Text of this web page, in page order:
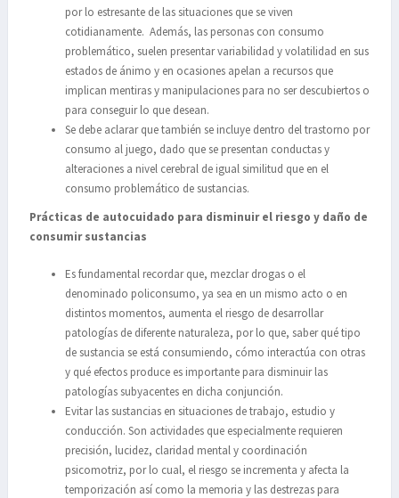
por lo estresante de las situaciones que se viven
cotidianamente. Además, las personas con consumo
problemático, suelen presentar variabilidad y volatilidad en sus
estados de ánimo y en ocasiones apelan a recursos que
implican mentiras y manipulaciones para no ser descubiertos o
para conseguir lo que desean.
Se debe aclarar que también se incluye dentro del trastorno por
consumo al juego, dado que se presentan conductas y
alteraciones a nivel cerebral de igual similitud que en el
consumo problemático de sustancias.
Prácticas de autocuidado para disminuir el riesgo y daño de
consumir sustancias
Es fundamental recordar que, mezclar drogas o el
denominado policonsumo, ya sea en un mismo acto o en
distintos momentos, aumenta el riesgo de desarrollar
patologías de diferente naturaleza, por lo que, saber qué tipo
de sustancia se está consumiendo, cómo interactúa con otras
y qué efectos produce es importante para disminuir las
patologías subyacentes en dicha conjunción.
Evitar las sustancias en situaciones de trabajo, estudio y
conducción. Son actividades que especialmente requieren
precisión, lucidez, claridad mental y coordinación
psicomotriz, por lo cual, el riesgo se incrementa y afecta la
temporización así como la memoria y las destrezas para